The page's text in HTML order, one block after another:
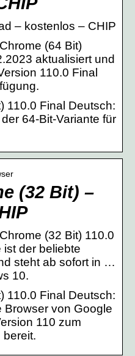
– kostenlos – CHIP
(64 Bit)
aktualisiert und
110.0 Final
110.0 Final Deutsch:
64-Bit-Variante für
(32 Bit) –
(32 Bit) 110.0
ist der beliebte
steht ab sofort in …
10.
110.0 Final Deutsch:
Browser von Google
110 zum
bereit.